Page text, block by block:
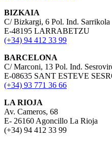
BIZKAIA
C/ Bizkargi, 6 Pol. Ind. Sarrikola
E-48195 LARRABETZU
(+34) 94 412 33 99
BARCELONA
C/ Marconi, 13 Pol. Ind.
E-08635 SANT ESTEVE
(+34) 93 771 36 66
LA RIOJA
Av. Cameros, 68
E- 26160 Agoncillo La Rioja
(+34) 94 412 33 99